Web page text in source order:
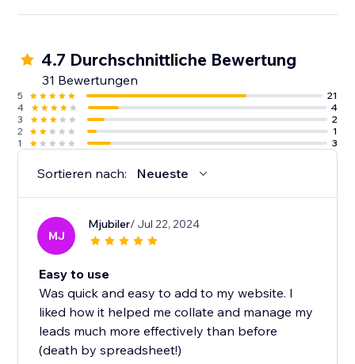
4.7 Durchschnittliche Bewertung
31 Bewertungen
5
21
4
4
3
2
2
1
1
3
Sortieren nach: Neueste
MJ
Mjubiler/ Jul 22, 2024
Easy to use
Was quick and easy to add to my website. I
liked how it helped me collate and manage my
leads much more effectively than before
(death by spreadsheet!)